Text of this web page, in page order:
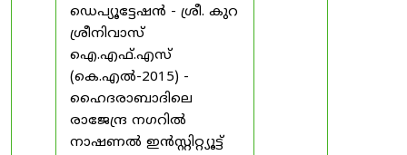
ഡെപ്യൂട്ടേഷൻ - ശ്രീ. കുറ
ശ്രീനിവാസ്
ഐ.എഫ്.എസ്
(കെ.എൽ-2015) -
ഹൈദരാബാദിലെ
രാജേന്ദ്ര നഗറിൽ
നാഷണൽ ഇൻസ്റ്റിറ്റ്യൂട്ട്